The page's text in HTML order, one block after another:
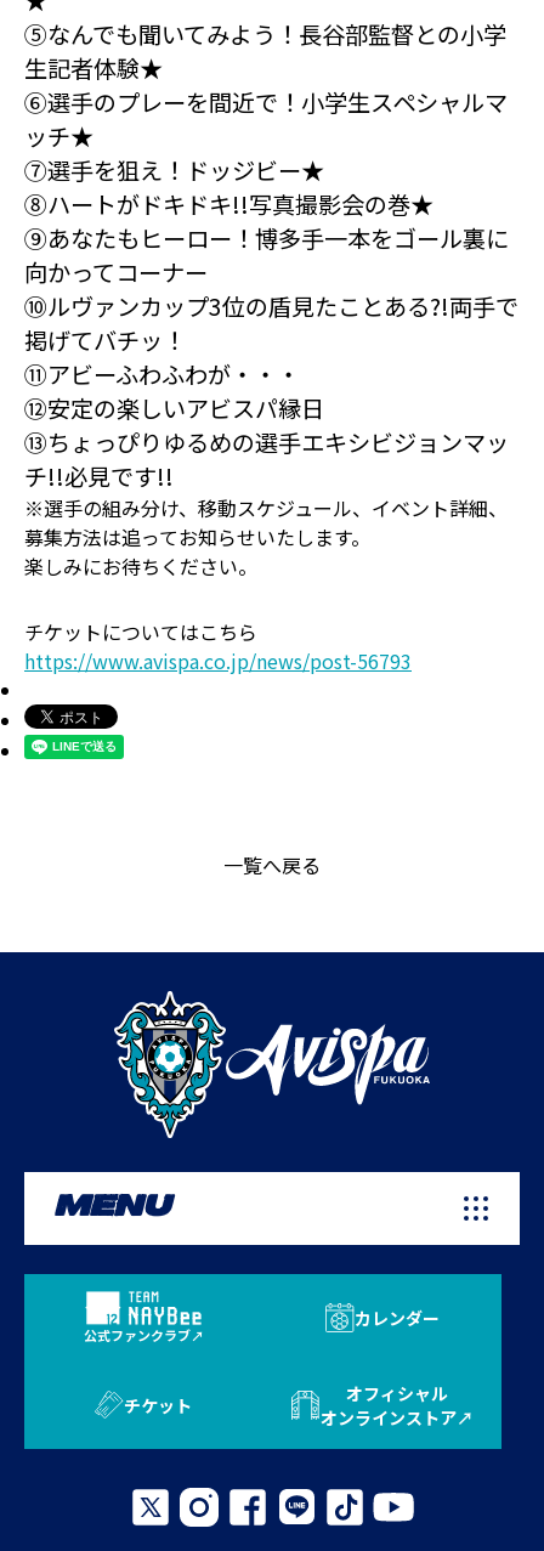
⑤なんでも聞いてみよう！長谷部監督との小学
生記者体験★
⑥選手のプレーを間近で！小学生スペシャルマ
ッチ★
⑦選手を狙え！ドッジビー★
⑧ハートがドキドキ!!写真撮影会の巻★
⑨あなたもヒーロー！博多手一本をゴール裏に
向かってコーナー
⑩ルヴァンカップ3位の盾見たことある?!両手で
掲げてバチッ！
⑪アビーふわふわが・・・
⑫安定の楽しいアビスパ縁日
⑬ちょっぴりゆるめの選手エキシビジョンマッ
チ!!必見です!!
※選手の組み分け、移動スケジュール、イベント詳細、
募集方法は追ってお知らせいたします。
楽しみにお待ちください。
チケットについてはこちら
https://www.avispa.co.jp/news/post-56793
一覧へ戻る
MENU
公式ファンクラブ
カレンダー
チケット
オフィシャル
オンラインストア